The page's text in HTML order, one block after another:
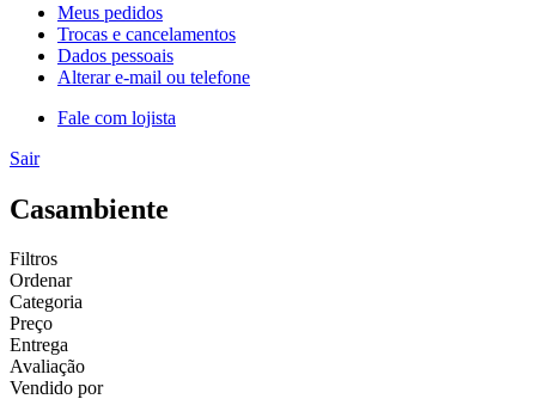
Meus pedidos
Trocas e cancelamentos
Dados pessoais
Alterar e-mail ou telefone
Fale com lojista
Sair
Casambiente
Filtros
Ordenar
Categoria
Preço
Entrega
Avaliação
Vendido por